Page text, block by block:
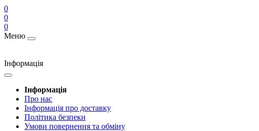
0
0
0
Меню
Інформація
Інформація
Про нас
Інформація про доставку
Політика безпеки
Умови повернення та обміну